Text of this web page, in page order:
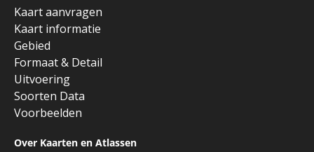
Kaart aanvragen
Kaart informatie
Gebied
Formaat & Detail
Uitvoering
Soorten Data
Voorbeelden
Over Kaarten en Atlassen